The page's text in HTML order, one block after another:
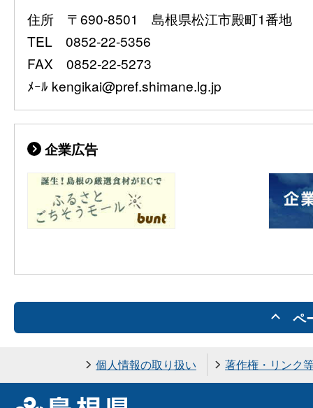
住所 〒690-8501 島根県松江市殿町1番地
TEL 0852-22-5356
FAX 0852-22-5273
ﾒｰﾙ kengikai@pref.shimane.lg.jp
企業広告
ペ
個人情報の取り扱い 著作権・リンク